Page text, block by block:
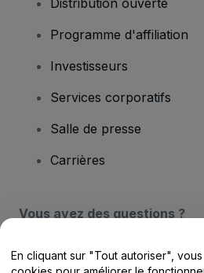
Distribution ouverte
Programme d'affiliation
Investisseurs
Services corporatifs
Salle de presse
Carrières
Vous avez des questions ?
Centre d'assistance /
En cliquant sur "Tout autoriser",